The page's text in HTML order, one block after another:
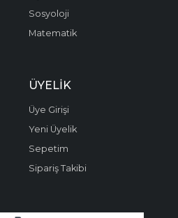
Sosyoloji
Matematik
ÜYELIK
Üye Girişi
Yeni Üyelik
Sepetim
Sipariş Takibi